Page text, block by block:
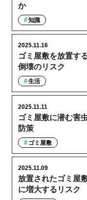
か
知識
ゴミ屋敷を放置す
倒壊のリスク
2025.11.16
生活
ゴミ屋敷に潜む害
防策
2025.11.11
ゴミ屋敷
放置されたゴミ屋
に増大するリスク
2025.11.09